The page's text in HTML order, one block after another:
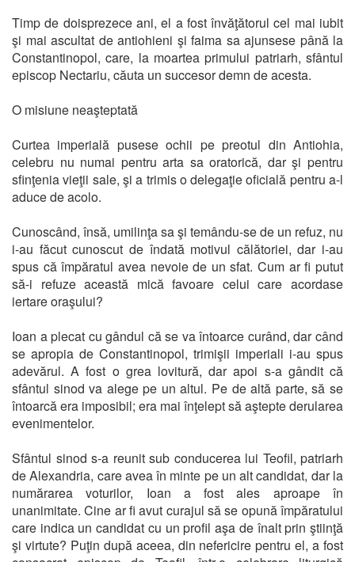
Timp de doisprezece ani, el a fost învăţătorul cel mai iubit
şi mai ascultat de antiohieni şi faima sa ajunsese până la
Constantinopol, care, la moartea primului patriarh, sfântul
episcop Nectariu, căuta un succesor demn de acesta.
O misiune neaşteptată
Curtea imperială pusese ochii pe preotul din Antiohia,
celebru nu numai pentru arta sa oratorică, dar şi pentru
sfinţenia vieţii sale, şi a trimis o delegaţie oficială pentru a-l
aduce de acolo.
Cunoscând, însă, umilinţa sa şi temându-se de un refuz, nu
i-au făcut cunoscut de îndată motivul călătoriei, dar i-au
spus că împăratul avea nevoie de un sfat. Cum ar fi putut
să-i refuze această mică favoare celui care acordase
iertare oraşului?
Ioan a plecat cu gândul că se va întoarce curând, dar când
se apropia de Constantinopol, trimişii imperiali i-au spus
adevărul. A fost o grea lovitură, dar apoi s-a gândit că
sfântul sinod va alege pe un altul. Pe de altă parte, să se
întoarcă era imposibil; era mai înţelept să aştepte derularea
evenimentelor.
Sfântul sinod s-a reunit sub conducerea lui Teofil, patriarh
de Alexandria, care avea în minte pe un alt candidat, dar la
numărarea voturilor, Ioan a fost ales aproape în
unanimitate. Cine ar fi avut curajul să se opună împăratului
care indica un candidat cu un profil aşa de înalt prin ştiinţă
şi virtute? Puţin după aceea, din nefericire pentru el, a fost